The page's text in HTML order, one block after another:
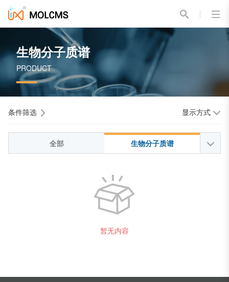
生物分子质谱
PRODUCT
条件筛选 显示方式
全部 生物分子质谱
暂无内容